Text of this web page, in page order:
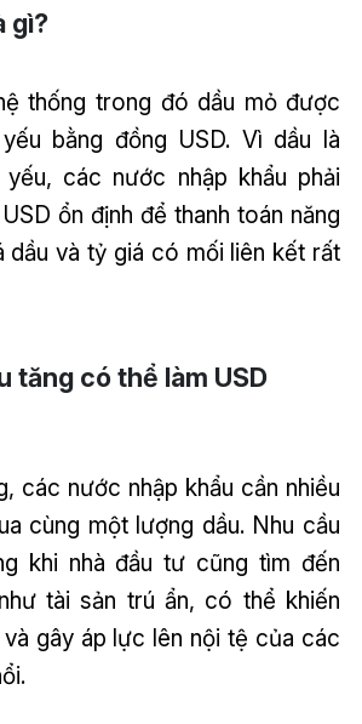
gì?
thống trong đó dầu mỏ được
bằng đồng USD. Vì dầu là
các nước nhập khẩu phải
ổn định để thanh toán năng
dầu và tỷ giá có mối liên kết rất
tăng có thể làm USD
các nước nhập khẩu cần nhiều
cùng một lượng dầu. Nhu cầu
khi nhà đầu tư cũng tìm đến
tài sản trú ẩn, có thể khiến
và gây áp lực lên nội tệ của các